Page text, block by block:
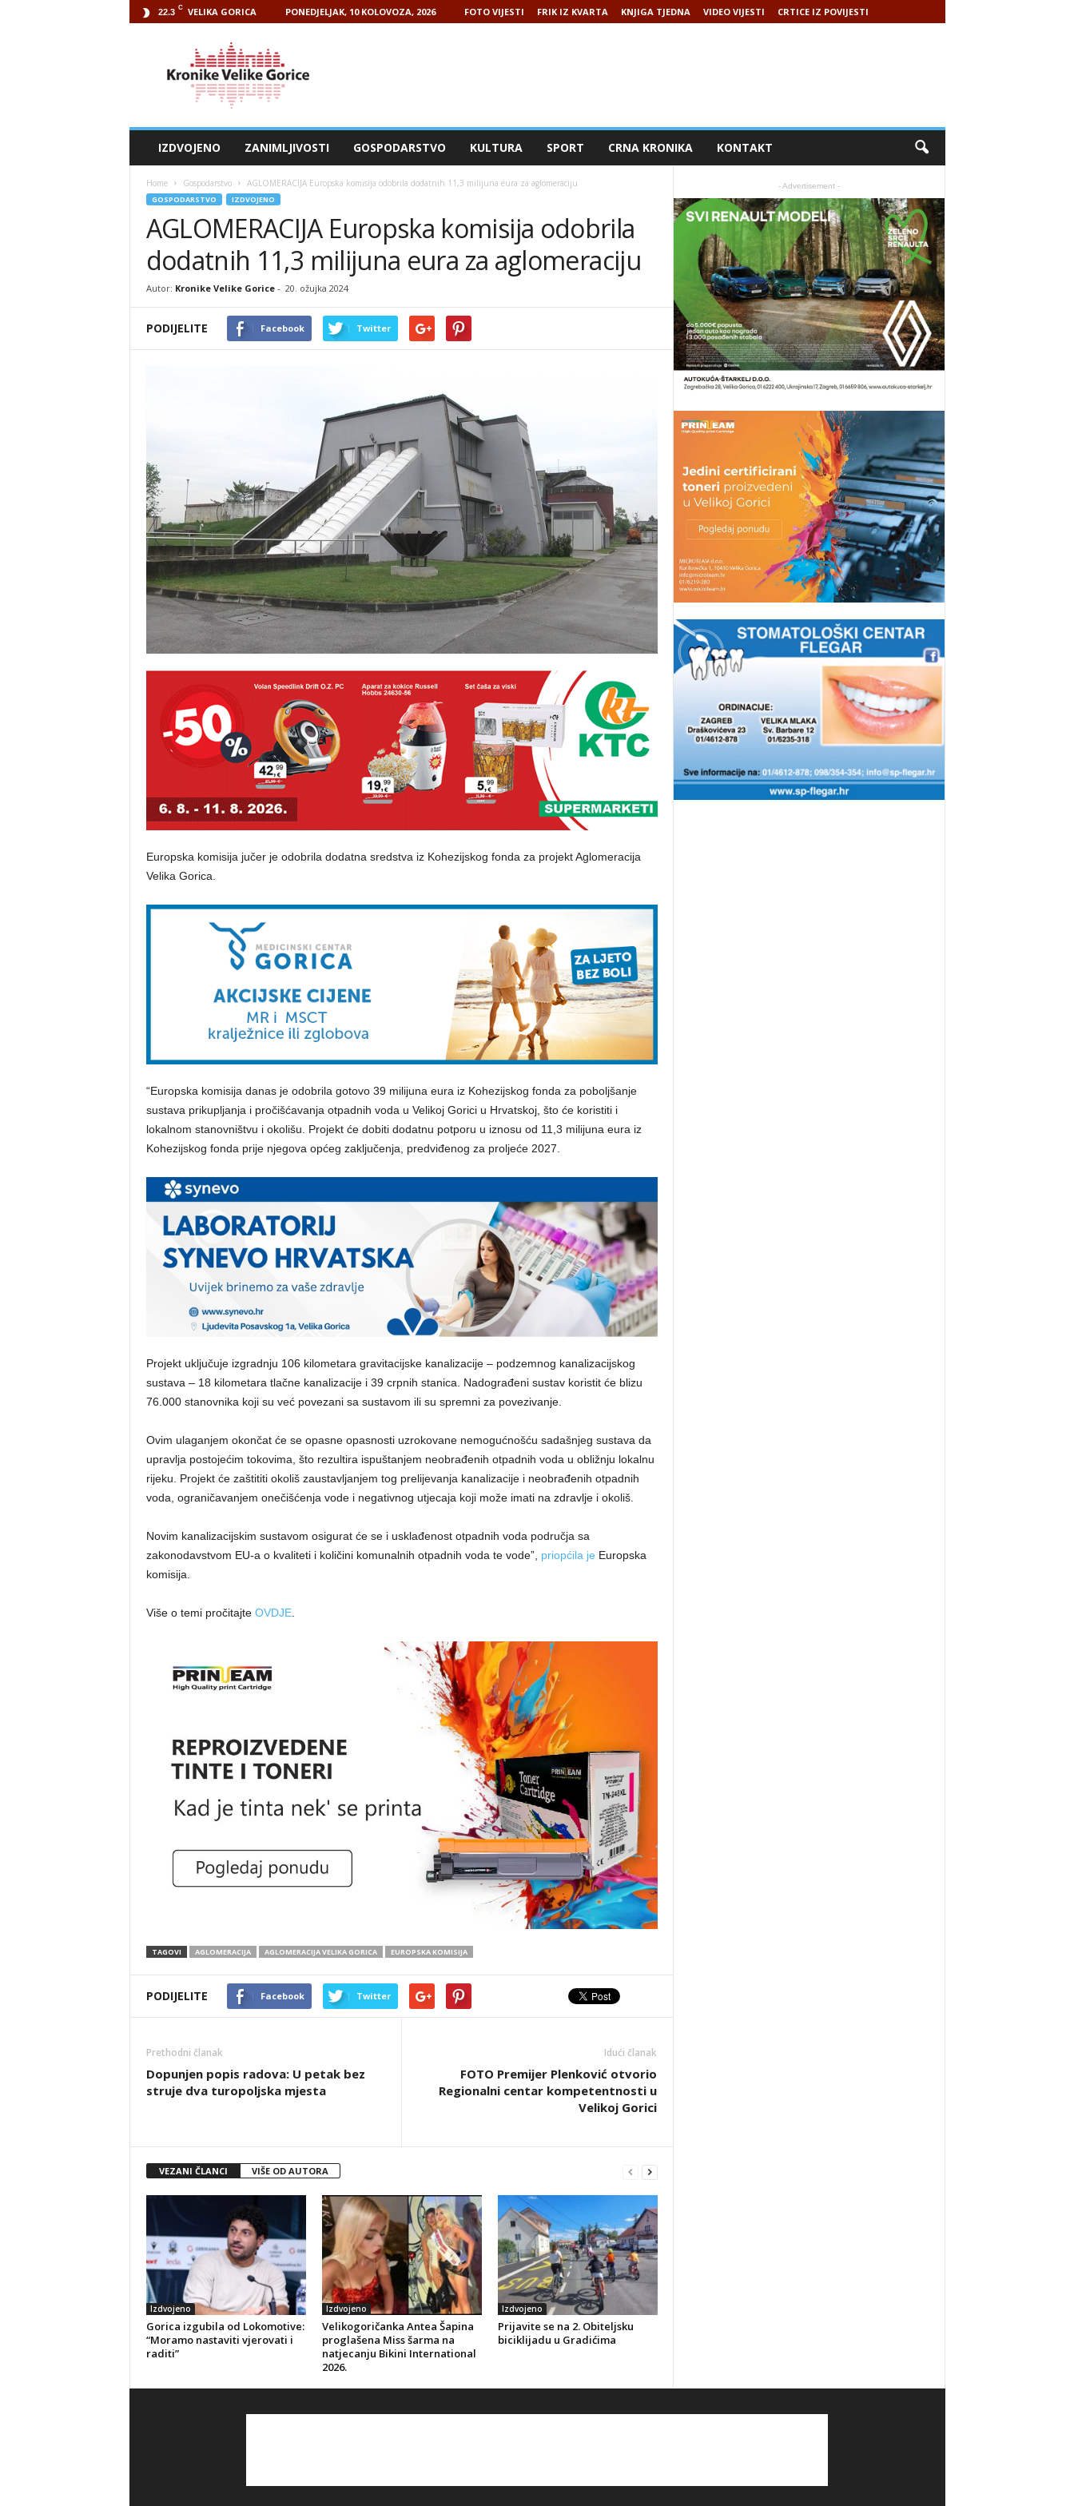
22.3 C VELIKA GORICA PONEDJELJAK, 10 KOLOVOZA, 2026 FOTO VIJESTI FRIK IZ KVARTA KNJIGA TJEDNA VIDEO VIJESTI CRTICE IZ POVIJESTI
IZDVOJENO ZANIMLJIVOSTI GOSPODARSTVO KULTURA SPORT CRNA KRONIKA KONTAKT
Home Gospodarstvo AGLOMERACIJA Europska komisija odobrila dodatnih 11,3 milijuna eura za aglomeraciju
GOSPODARSTVO IZDVOJENO
AGLOMERACIJA Europska komisija odobrila
dodatnih 11,3 milijuna eura za aglomeraciju
Autor: Kronike Velike Gorice- 20. ožujka 2024
PODIJELITE Facebook Twitter
Europska komisija jučer je odobrila dodatna sredstva iz Kohezijskog fonda za projekt Aglomeracija
Velika Gorica.
“Europska komisija danas je odobrila gotovo 39 milijuna eura iz Kohezijskog fonda za poboljšanje
sustava prikupljanja i pročišćavanja otpadnih voda u Velikoj Gorici u Hrvatskoj, što će koristiti i
lokalnom stanovništvu i okolišu. Projekt će dobiti dodatnu potporu u iznosu od 11,3 milijuna eura iz
Kohezijskog fonda prije njegova općeg zaključenja, predviđenog za proljeće 2027.
Projekt uključuje izgradnju 106 kilometara gravitacijske kanalizacije – podzemnog kanalizacijskog
sustava – 18 kilometara tlačne kanalizacije i 39 crpnih stanica. Nadograđeni sustav koristit će blizu
76.000 stanovnika koji su već povezani sa sustavom ili su spremni za povezivanje.
Ovim ulaganjem okončat će se opasne opasnosti uzrokovane nemogućnošću sadašnjeg sustava da
upravlja postojećim tokovima, što rezultira ispuštanjem neobrađenih otpadnih voda u obližnju lokalnu
rijeku. Projekt će zaštititi okoliš zaustavljanjem tog prelijevanja kanalizacije i neobrađenih otpadnih
voda, ograničavanjem onečišćenja vode i negativnog utjecaja koji može imati na zdravlje i okoliš.
Novim kanalizacijskim sustavom osigurat će se i usklađenost otpadnih voda područja sa
zakonodavstvom EU-a o kvaliteti i količini komunalnih otpadnih voda te vode”, priopćila je Europska
komisija.
Više o temi pročitajte OVDJE.
TAGOVI AGLOMERACIJA AGLOMERACIJA VELIKA GORICA EUROPSKA KOMISIJA
PODIJELITE Facebook Twitter
Prethodni članak
Dopunjen popis radova: U petak bez
struje dva turopoljska mjesta
Idući članak
FOTO Premijer Plenković otvorio
Regionalni centar kompetentnosti u
Velikoj Gorici
VEZANI ČLANCI VIŠE OD AUTORA
Izdvojeno
Gorica izgubila od Lokomotive:
“Moramo nastaviti vjerovati i
raditi”
Izdvojeno
Velikogoričanka Antea Šapina
proglašena Miss šarma na
natjecanju Bikini International
2026.
Izdvojeno
Prijavite se na 2. Obiteljsku
biciklijadu u Gradićima
- Advertisement -